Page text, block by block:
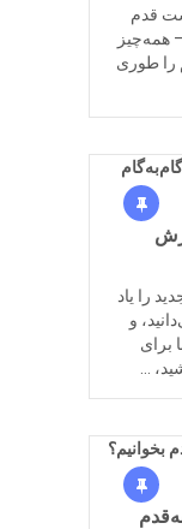
قدم
همه‌چیز
را طوری
را یاد
و
برای
…